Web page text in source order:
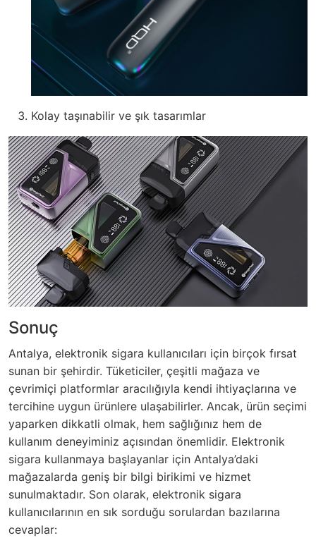
Kolay taşınabilir ve şık tasarımlar
Sonuç
Antalya, elektronik sigara kullanıcıları için birçok fırsat
sunan bir şehirdir. Tüketiciler, çeşitli mağaza ve
çevrimiçi platformlar aracılığıyla kendi ihtiyaçlarına ve
tercihine uygun ürünlere ulaşabilirler. Ancak, ürün seçimi
yaparken dikkatli olmak, hem sağlığınız hem de
kullanım deneyiminiz açısından önemlidir. Elektronik
sigara kullanmaya başlayanlar için Antalya’daki
mağazalarda geniş bir bilgi birikimi ve hizmet
sunulmaktadır. Son olarak, elektronik sigara
kullanıcılarının en sık sorduğu sorulardan bazılarına
cevaplar: